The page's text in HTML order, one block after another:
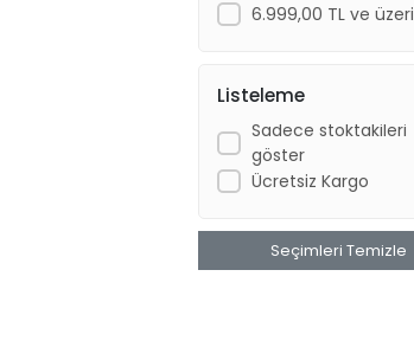
6.999,00 TL ve üzeri
Listeleme
Sadece stoktakileri
göster
Ücretsiz Kargo
Seçimleri Temizle